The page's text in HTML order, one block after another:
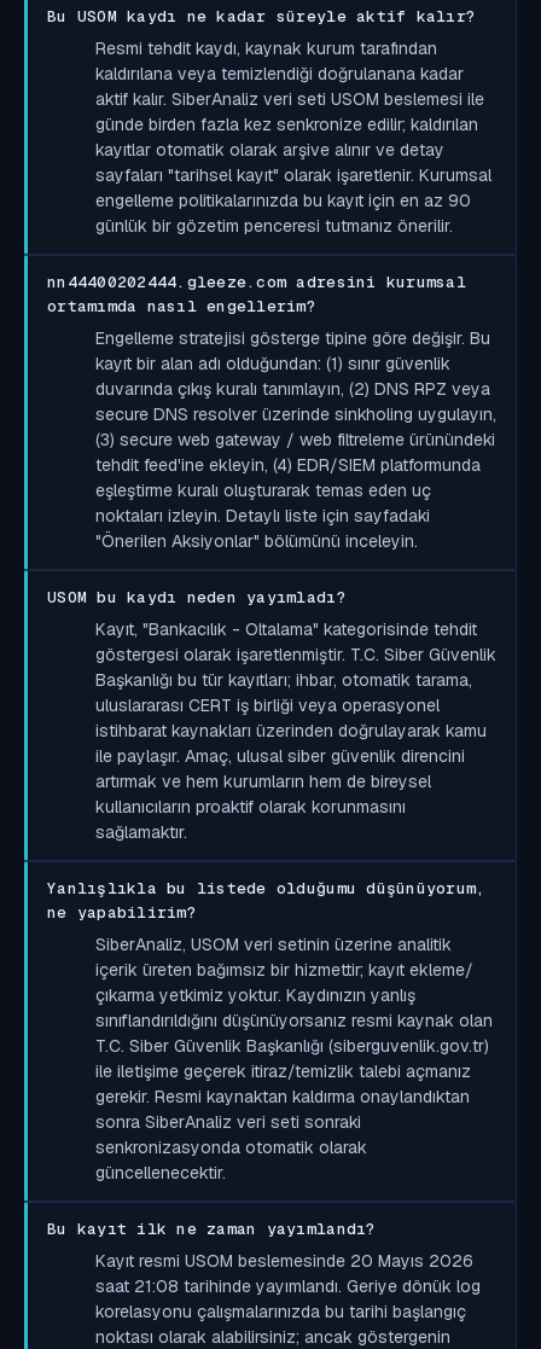
Bu USOM kaydı ne kadar süreyle aktif kalır?
Resmi tehdit kaydı, kaynak kurum tarafından
kaldırılana veya temizlendiği doğrulanana kadar
aktif kalır. SiberAnaliz veri seti USOM beslemesi ile
günde birden fazla kez senkronize edilir; kaldırılan
kayıtlar otomatik olarak arşive alınır ve detay
sayfaları "tarihsel kayıt" olarak işaretlenir. Kurumsal
engelleme politikalarınızda bu kayıt için en az 90
günlük bir gözetim penceresi tutmanız önerilir.
nn44400202444.gleeze.com adresini kurumsal
ortamımda nasıl engellerim?
Engelleme stratejisi gösterge tipine göre değişir. Bu
kayıt bir alan adı olduğundan: (1) sınır güvenlik
duvarında çıkış kuralı tanımlayın, (2) DNS RPZ veya
secure DNS resolver üzerinde sinkholing uygulayın,
(3) secure web gateway / web filtreleme ürünündeki
tehdit feed'ine ekleyin, (4) EDR/SIEM platformunda
eşleştirme kuralı oluşturarak temas eden uç
noktaları izleyin. Detaylı liste için sayfadaki
"Önerilen Aksiyonlar" bölümünü inceleyin.
USOM bu kaydı neden yayımladı?
Kayıt, "Bankacılık - Oltalama" kategorisinde tehdit
göstergesi olarak işaretlenmiştir. T.C. Siber Güvenlik
Başkanlığı bu tür kayıtları; ihbar, otomatik tarama,
uluslararası CERT iş birliği veya operasyonel
istihbarat kaynakları üzerinden doğrulayarak kamu
ile paylaşır. Amaç, ulusal siber güvenlik direncini
artırmak ve hem kurumların hem de bireysel
kullanıcıların proaktif olarak korunmasını
sağlamaktır.
Yanlışlıkla bu listede olduğumu düşünüyorum,
ne yapabilirim?
SiberAnaliz, USOM veri setinin üzerine analitik
içerik üreten bağımsız bir hizmettir; kayıt ekleme/
çıkarma yetkimiz yoktur. Kaydınızın yanlış
sınıflandırıldığını düşünüyorsanız resmi kaynak olan
T.C. Siber Güvenlik Başkanlığı (siberguvenlik.gov.tr)
ile iletişime geçerek itiraz/temizlik talebi açmanız
gerekir. Resmi kaynaktan kaldırma onaylandıktan
sonra SiberAnaliz veri seti sonraki
senkronizasyonda otomatik olarak
güncellenecektir.
Bu kayıt ilk ne zaman yayımlandı?
Kayıt resmi USOM beslemesinde 20 Mayıs 2026
saat 21:08 tarihinde yayımlandı. Geriye dönük log
korelasyonu çalışmalarınızda bu tarihi başlangıç
noktası olarak alabilirsiniz; ancak göstergenin